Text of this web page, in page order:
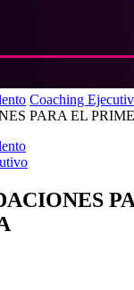
Coaching
PARA EL